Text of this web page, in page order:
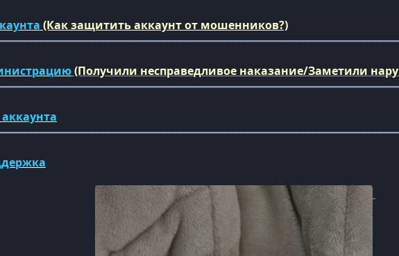
(Как защитить аккаунт от мошенников?)
(Получили несправедливое наказание/Заметили